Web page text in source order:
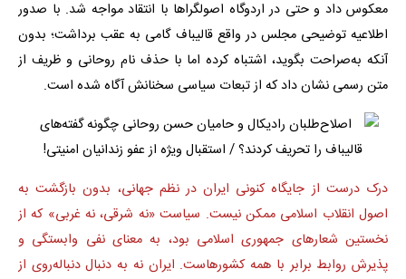
معکوس داد و حتی در اردوگاه اصولگراها با انتقاد مواجه شد. با صدور
اطلاعیه‌ توضیحی مجلس در واقع قالیباف گامی به عقب برداشت؛ بدون
آنکه به‌صراحت بگوید، اشتباه کرده اما با حذف نام روحانی و ظریف از
متن رسمی نشان داد که از تبعات سیاسی سخنانش آگاه شده است.
درک درست از جایگاه کنونی ایران در نظم جهانی، بدون بازگشت به
اصول انقلاب اسلامی ممکن نیست. سیاست «نه شرقی، نه غربی» که از
نخستین شعارهای جمهوری اسلامی بود، به معنای نفی وابستگی و
پذیرش روابط برابر با همه کشورهاست. ایران نه به دنبال دنباله‌روی از